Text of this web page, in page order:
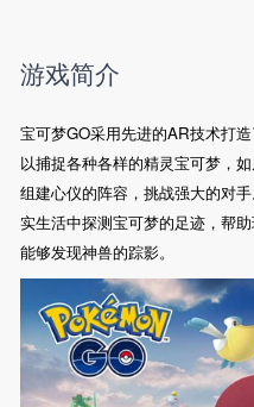
游戏简介
宝可梦GO采用先进的AR技术打
以捕捉各种各样的精灵宝可梦，
组建心仪的阵容，挑战强大的对
实生活中探测宝可梦的足迹，帮
能够发现神兽的踪影。